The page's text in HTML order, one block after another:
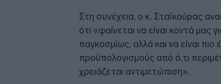
Στη συνέχεια, ο κ. Σταϊκούρας
ότι «φαίνεται να είναι κοντά μας
παγκοσμίως, αλλά και να είναι
προϋπολογισμούς από ό,τι
χρειάζεται αντιμετώπιση».